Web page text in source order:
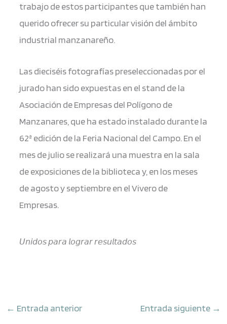
trabajo de estos participantes que también han
querido ofrecer su particular visión del ámbito
industrial manzanareño.
Las dieciséis fotografías preseleccionadas por el
jurado han sido expuestas en el stand de la
Asociación de Empresas del Polígono de
Manzanares, que ha estado instalado durante la
62ª edición de la Feria Nacional del Campo. En el
mes de julio se realizará una muestra en la sala
de exposiciones de la biblioteca y, en los meses
de agosto y septiembre en el Vivero de
Empresas.
𝘜𝘯𝘪𝘥𝘰𝘴 𝘱𝘢𝘳𝘢 𝘭𝘰𝘨𝘳𝘢𝘳 𝘳𝘦𝘴𝘶𝘭𝘵𝘢𝘥𝘰𝘴
← Entrada anterior Entrada siguiente →